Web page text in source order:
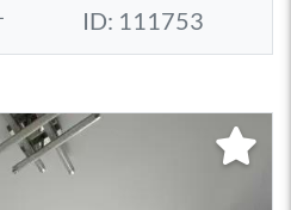
ID: 111753